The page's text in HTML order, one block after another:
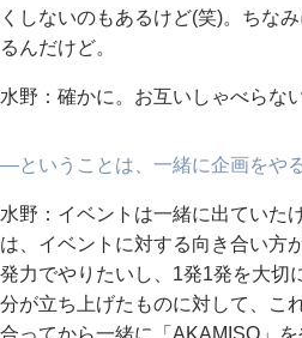
くしないのもあるけど(笑)。ちな
るんだけど。
水野：確かに。お互いしゃべらな
―ということは、一緒に企画をや
水野：イベントは一緒に出ていた
は、イベントに対する向き合い方
発力でやりたいし、1発1発を大切
分が立ち上げたものに対して、こ
合ってから一緒に「AKAMISO」